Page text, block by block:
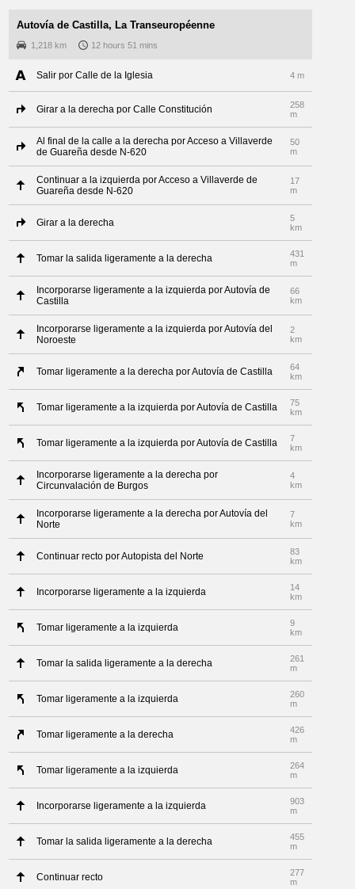
Autovía de Castilla, La Transeuropéenne
1,218 km 12 hours 51 mins
Salir por Calle de la Iglesia 4 m
Girar a la derecha por Calle Constitución
258
m
Al final de la calle a la derecha por Acceso a Villaverde
de Guareña desde N-620
50
m
Continuar a la izquierda por Acceso a Villaverde de
Guareña desde N-620
17
m
Girar a la derecha
5
km
Tomar la salida ligeramente a la derecha
431
m
Incorporarse ligeramente a la izquierda por Autovía de
Castilla
66
km
Incorporarse ligeramente a la izquierda por Autovía del
Noroeste
2
km
Tomar ligeramente a la derecha por Autovía de Castilla
64
km
Tomar ligeramente a la izquierda por Autovía de Castilla
75
km
Tomar ligeramente a la izquierda por Autovía de Castilla
7
km
Incorporarse ligeramente a la derecha por
Circunvalación de Burgos
4
km
Incorporarse ligeramente a la derecha por Autovía del
Norte
7
km
Continuar recto por Autopista del Norte
83
km
Incorporarse ligeramente a la izquierda
14
km
Tomar ligeramente a la izquierda
9
km
Tomar la salida ligeramente a la derecha
261
m
Tomar ligeramente a la izquierda
260
m
Tomar ligeramente a la derecha
426
m
Tomar ligeramente a la izquierda
264
m
Incorporarse ligeramente a la izquierda
903
m
Tomar la salida ligeramente a la derecha
455
m
Continuar recto
277
m